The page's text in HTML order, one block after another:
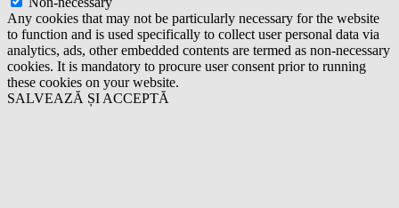
Any cookies that may not be particularly necessary for the website
to function and is used specifically to collect user personal data via
analytics, ads, other embedded contents are termed as non-necessary
cookies. It is mandatory to procure user consent prior to running
these cookies on your website.
SALVEAZĂ ȘI ACCEPTĂ